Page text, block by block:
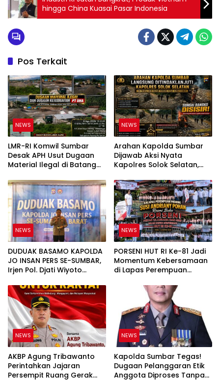
hingga China Kuasai Pasar Indonesia
Pos Terkait
NEWS
LMR-RI Komwil Sumbar
Desak APH Usut Dugaan
Material Ilegal di Batang
PT UHA Diminta Diselidiki
Tuntas
NEWS
Arahan Kapolda Sumbar
Dijawab Aksi Nyata
Kapolres Solok Selatan,
Bukan Sekadar Slogan
NEWS
DUDUAK BASAMO KAPOLDA
JO INSAN PERS SE-SUMBAR,
Irjen Pol. Djati Wiyoto
Ruang bagi Pelanggar
Hukum di Internal Polri
NEWS
PORSENI HUT RI Ke-81 Jadi
Momentum Kebersamaan
di Lapas Perempuan
NEWS
AKBP Agung Tribawanto
Perintahkan Jajaran
Persempit Ruang Gerak
NEWS
Kapolda Sumbar Tegas!
Dugaan Pelanggaran Etik
Anggota Diproses Tanpa